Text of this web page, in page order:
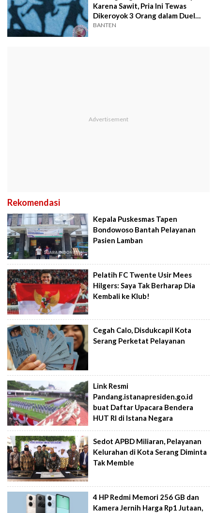
Karena Sawit, Pria Ini Tewas
Dikeroyok 3 Orang dalam Duel
Berdarah
BANTEN
Rekomendasi
Kepala Puskesmas Tapen
Bondowoso Bantah Pelayanan
Pasien Lamban
Pelatih FC Twente Usir Mees
Hilgers: Saya Tak Berharap Dia
Kembali ke Klub!
Cegah Calo, Disdukcapil Kota
Serang Perketat Pelayanan
Link Resmi
Pandang.istanapresiden.go.id
buat Daftar Upacara Bendera
HUT RI di Istana Negara
Sedot APBD Miliaran, Pelayanan
Kelurahan di Kota Serang Diminta
Tak Memble
4 HP Redmi Memori 256 GB dan
Kamera Jernih Harga Rp1 Jutaan,